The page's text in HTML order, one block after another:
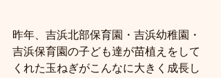
昨年、吉浜北部保育園・吉浜幼稚園・
吉浜保育園の子ども達が苗植えをして
くれた玉ねぎがこんなに大きく成長し